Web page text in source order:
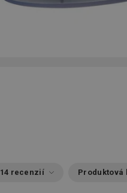
14 recenzií Produktová